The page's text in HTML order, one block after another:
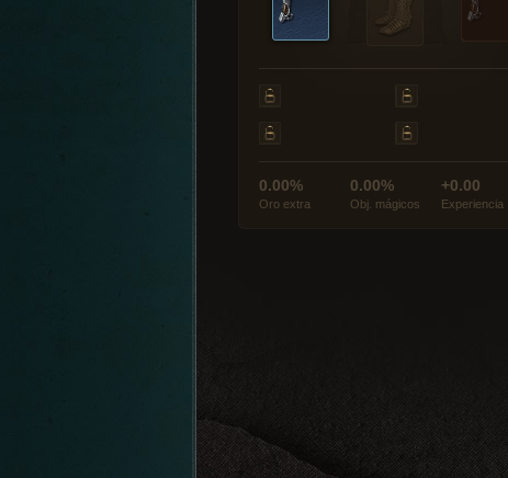
0.00%
Oro extra
0.00%
Obj. mágicos
+0.00
Experiencia